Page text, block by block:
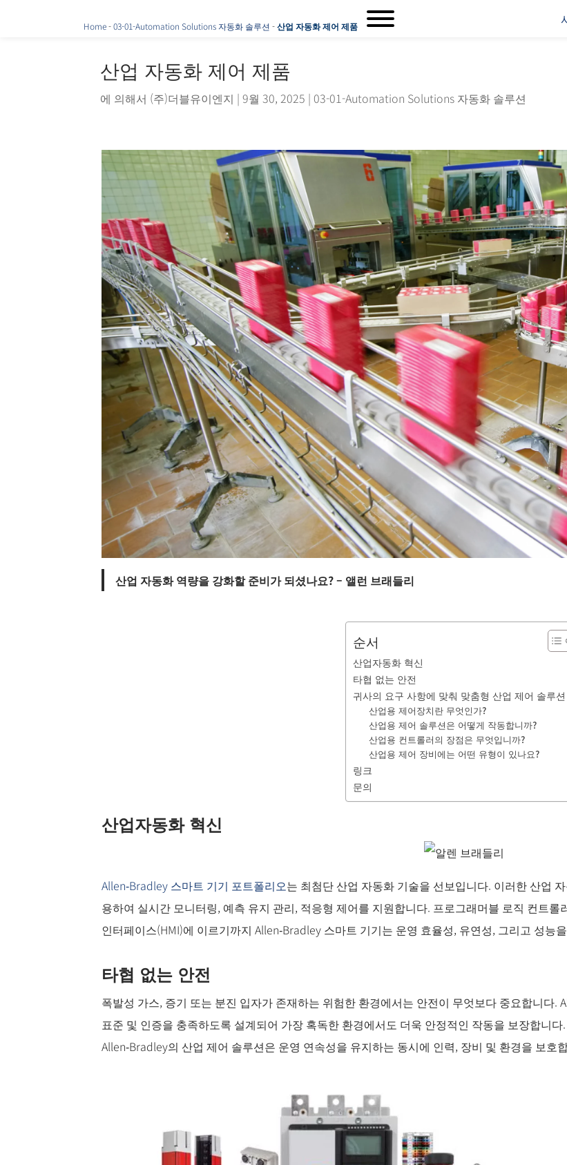
Home-03-01-Automation Solutions 자동화 솔루션 -산업 자동화 제어 제품
산업 자동화 제어 제품
에 의해서 (주)더블유이엔지 | 9월 30, 2025 | 03-01-Automation Solutions 자동화 솔루션
산업 자동화 역량을 강화할 준비가 되셨나요? – 앨런 브래들리
순서
산업자동화 혁신
타협 없는 안전
귀사의 요구 사항에 맞춰 맞춤형 산업 제어 솔루션
산업용 제어장치란 무엇인가?
산업용 제어 솔루션은 어떻게 작동합니까?
산업용 컨트롤러의 장점은 무엇입니까?
산업용 제어 장비에는 어떤 유형이 있나요?
링크
문의
산업자동화 혁신
Allen‑Bradley 스마트 기기 포트폴리오는 최첨단 산업 자동화 기술을 선보입니다. 이러한 산업
용하여 실시간 모니터링, 예측 유지 관리, 적응형 제어를 지원합니다. 프로그래머블 로직 컨트롤
인터페이스(HMI)에 이르기까지 Allen‑Bradley 스마트 기기는 운영 효율성, 유연성, 그리고 성능
타협 없는 안전
폭발성 가스, 증기 또는 분진 ​​입자가 존재하는 위험한 환경에서는 안전이 무엇보다 중요합니다.
표준 및 인증을 충족하도록 설계되어 가장 혹독한 환경에서도 더욱 안정적인 작동을 보장합니
Allen‑Bradley의 산업 제어 솔루션은 운영 연속성을 유지하는 동시에 인력, 장비 및 환경을 보호